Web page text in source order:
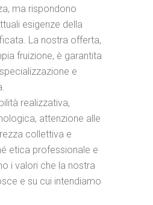
ma rispondono
esigenze della
La nostra offerta,
fruizione, è garantita
e
realizzativa,
attenzione alle
collettiva e
etica professionale e
i valori che la nostra
e su cui intendiamo